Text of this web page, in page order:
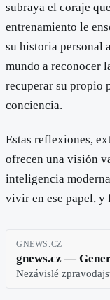
subraya el coraje
entrenamiento le
su historia personal
mundo a reconocer
recuperar su propio
conciencia.
Estas reflexiones,
ofrecen una visión
inteligencia
vivir en ese papel, y
GNEWS.CZ
gnews.cz —
Nezávislé